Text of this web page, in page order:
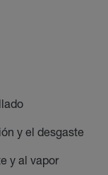
y el desgaste
y al vapor